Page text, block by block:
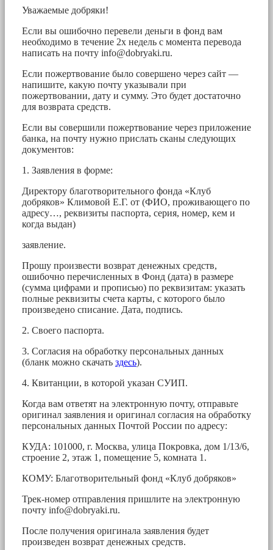
Уважаемые добряки!
Если вы ошибочно перевели деньги в фонд вам
необходимо в течение 2х недель с момента перевода
написать на почту info@dobryaki.ru.
Если пожертвование было совершено через сайт —
напишите, какую почту указывали при
пожертвовании, дату и сумму. Это будет достаточно
для возврата средств.
Если вы совершили пожертвование через приложение
банка, на почту нужно прислать сканы следующих
документов:
1. Заявления в форме:
Директору благотворительного фонда «Клуб
добряков» Климовой Е.Г. от (ФИО, проживающего по
адресу…, реквизиты паспорта, серия, номер, кем и
когда выдан)
заявление.
Прошу произвести возврат денежных средств,
ошибочно перечисленных в Фонд (дата) в размере
(сумма цифрами и прописью) по реквизитам: указать
полные реквизиты счета карты, с которого было
произведено списание. Дата, подпись.
2. Своего паспорта.
3. Согласия на обработку персональных данных
(бланк можно скачать здесь).
4. Квитанции, в которой указан СУИП.
Когда вам ответят на электронную почту, отправьте
оригинал заявления и оригинал согласия на обработку
персональных данных Почтой России по адресу:
КУДА: 101000, г. Москва, улица Покровка, дом 1/13/6,
строение 2, этаж 1, помещение 5, комната 1.
КОМУ: Благотворительный фонд «Клуб добряков»
Трек-номер отправления пришлите на электронную
почту info@dobryaki.ru.
После получения оригинала заявления будет
произведен возврат денежных средств.